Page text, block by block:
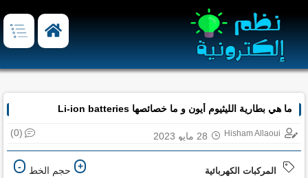
ما هي بطارية الليثيوم أيون و ما خصائصها Li-ion batteries
Hisham Allaoui 28 مايو 2023 (0)
المركبات الكهربائية + حجم الخط -